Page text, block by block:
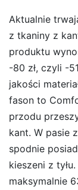
Aktualnie
z tkaniny z
produktu
-80 zł, czyli -
jakości
fason to
przodu
kant. W pasie
spodnie
kieszeni z
maksymalnie